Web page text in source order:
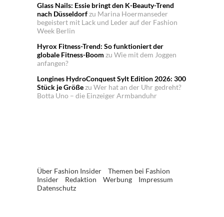
Glass Nails: Essie bringt den K-Beauty-Trend
nach Düsseldorfzu Marina Hoermanseder
begeistert mit Lack und Leder auf der Fashion
Week Berlin
Hyrox Fitness-Trend: So funktioniert der
globale Fitness-Boom zu Wie mit dem Joggen
anfangen?
Longines HydroConquest Sylt Edition 2026: 300
Stück je Größezu Wer hat an der Uhr gedreht?
Botta Uno – die Einzeiger Armbanduhr
Über Fashion Insider
Themen bei Fashion
Insider
Redaktion Werbung
Impressum
Datenschutz